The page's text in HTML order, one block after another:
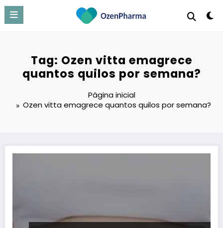
Pular
para
Tag: Ozen vitta emagrece
quantos quilos por semana?
Página inicial
Ozen vitta emagrece quantos quilos por semana?